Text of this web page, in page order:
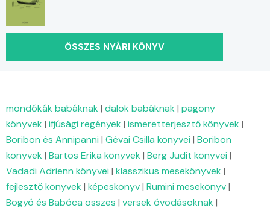
ÖSSZES NYÁRI KÖNYV
mondókák babáknak | dalok babáknak | pagony
könyvek | ifjúsági regények | ismeretterjesztő könyvek |
Boribon és Annipanni | Gévai Csilla könyvei | Boribon
könyvek | Bartos Erika könyvek | Berg Judit könyvei |
Vadadi Adrienn könyvei | klasszikus mesekönyvek |
fejlesztő könyvek | képeskönyv| Rumini mesekönyv|
Bogyó és Babóca összes | versek óvodásoknak |